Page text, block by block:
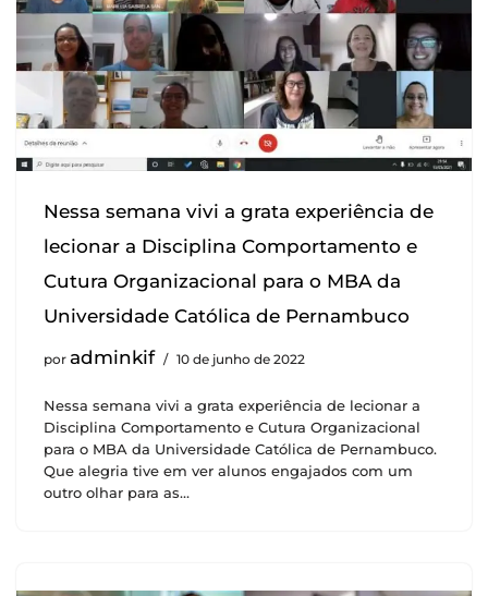
Nessa semana vivi a grata experiência de
lecionar a Disciplina Comportamento e
Cutura Organizacional para o MBA da
Universidade Católica de Pernambuco
por adminkif 10 de junho de 2022
Nessa semana vivi a grata experiência de lecionar a
Disciplina Comportamento e Cutura Organizacional
para o MBA da Universidade Católica de Pernambuco.
Que alegria tive em ver alunos engajados com um
outro olhar para as…